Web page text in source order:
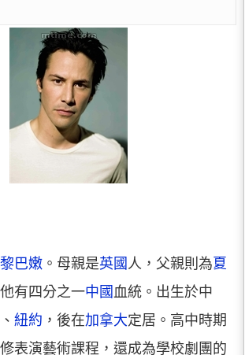
黎巴嫩 。母親是英國 人，父親則為夏
有四分之一中國 血統。出生於中
、 紐約 ，後在加拿大定居。高中時期
表演藝術課程，還成為學校劇團的